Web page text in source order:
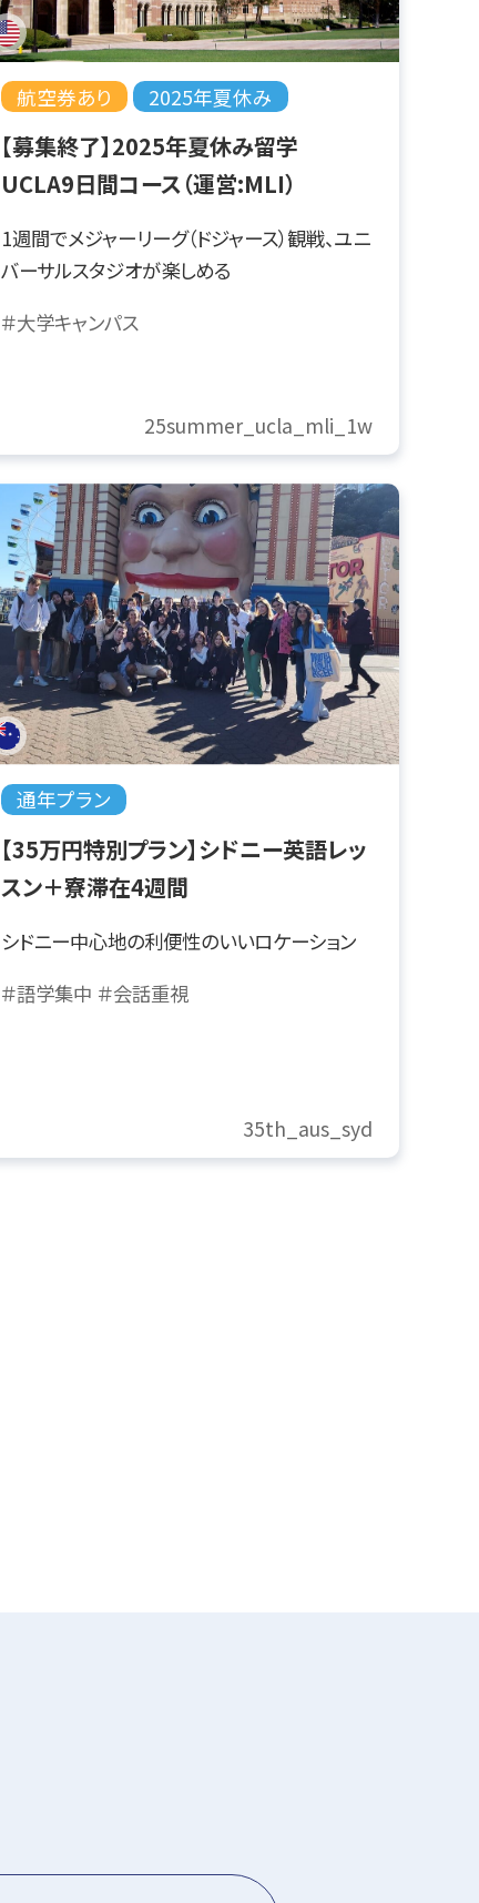
航空券あり 2025年夏休み
【募集終了】2025年夏休み留学
UCLA9日間コース（運営:MLI）
1週間でメジャーリーグ（ドジャース）観戦、ユニ
バーサルスタジオが楽しめる
＃大学キャンパス
25summer_ucla_mli_1w
通年プラン
【35万円特別プラン】シドニー英語レッ
スン＋寮滞在4週間
シドニー中心地の利便性のいいロケーション
＃語学集中 ＃会話重視
35th_aus_syd